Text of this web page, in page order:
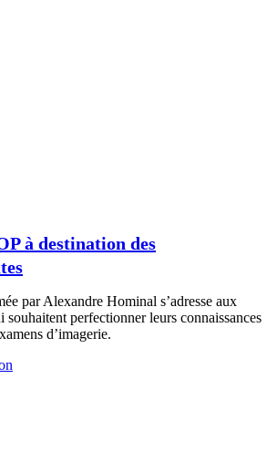
à destination des
par Alexandre Hominal s’adresse aux
souhaitent perfectionner leurs connaissances
d’imagerie.